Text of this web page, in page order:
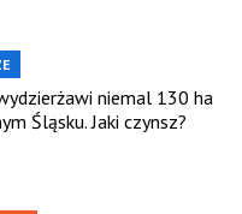
niemal 130 ha
Śląsku. Jaki czynsz?